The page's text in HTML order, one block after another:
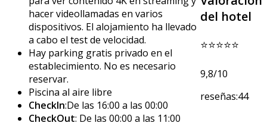
hacer videollamadas en varios
dispositivos. El alojamiento ha llevado
a cabo el test de velocidad.
Hay parking gratis privado en el
establecimiento. No es necesario
reservar.
Piscina al aire libre
CheckIn:De las 16:00 a las 00:00
CheckOut: De las 00:00 a las 11:00
del hotel
⭐⭐⭐⭐⭐
9,8/10
reseñas:44